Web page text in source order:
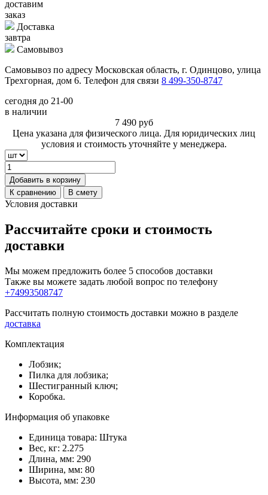
доставим
заказ
Доставка
завтра
Самовывоз
Самовывоз по адресу Московская область, г. Одинцово, улица
Трехгорная, дом 6. Телефон для связи 8 499-350-8747
сегодня до 21-00
в наличии
7 490 руб
Цена указана для физического лица. Для юридических лиц
условия и стоимость уточняйте у менеджера.
Добавить в корзину
К сравнению
В смету
Условия доставки
Рассчитайте сроки и стоимость
доставки
Мы можем предложить более 5 способов доставки
Также вы можете задать любой вопрос по телефону
+74993508747
Рассчитать полную стоимость доставки можно в разделе
доставка
Комплектация
Лобзик;
Пилка для лобзика;
Шестигранный ключ;
Коробка.
Информация об упаковке
Единица товара: Штука
Вес, кг: 2.275
Длина, мм: 290
Ширина, мм: 80
Высота, мм: 230